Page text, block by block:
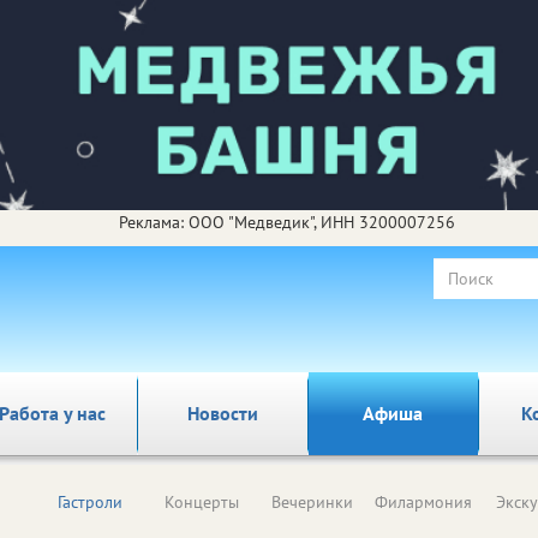
Реклама: ООО "Медведик", ИНН 3200007256
у нас Новости Афиша
Гастроли Концерты Вечеринки Филармония